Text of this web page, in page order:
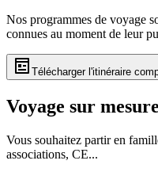
Nos programmes de voyage
connues au moment de leur
Télécharger l'itinéraire
Voyage sur mesure
Vous souhaitez partir en
associations, CE...